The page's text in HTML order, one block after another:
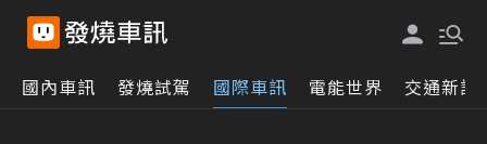
國內車訊 發燒試駕 國際車訊 電能世界 交通新訊